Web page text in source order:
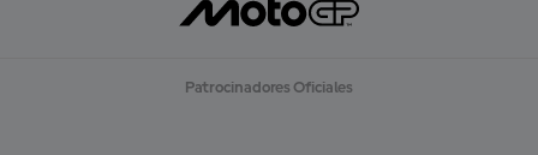
Patrocinadores Oficiales